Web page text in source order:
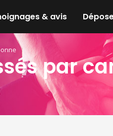
& avis
par